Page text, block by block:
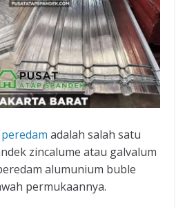
adalah salah satu
zincalume atau galvalum
alumunium buble
permukaannya.